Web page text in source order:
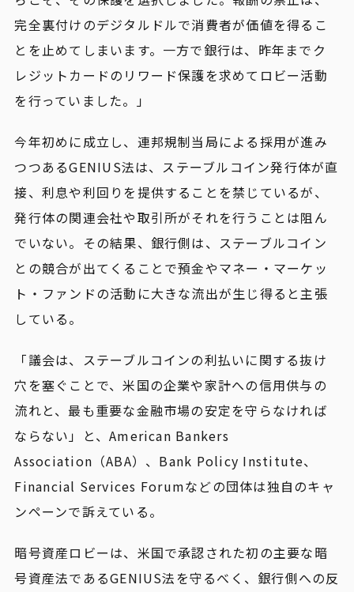
完全裏付けのデジタルドルで消費者が価値を得るこ
とを止めてしまいます。一方で銀行は、昨年までク
レジットカードのリワード保護を求めてロビー活動
を行っていました。」
今年初めに成立し、連邦規制当局による採用が進み
つつあるGENIUS法は、ステーブルコイン発行体が直
接、利息や利回りを提供することを禁じているが、
発行体の関連会社や取引所がそれを行うことは阻ん
でいない。その結果、銀行側は、ステーブルコイン
との競合が出てくることで預金やマネー・マーケッ
ト・ファンドの活動に大きな流出が生じ得ると主張
している。
「議会は、ステーブルコインの利払いに関する抜け
穴を塞ぐことで、米国の企業や家計への信用供与の
流れと、最も重要な金融市場の安定を守らなければ
ならない」と、American Bankers
Association（ABA）、Bank Policy Institute、
Financial Services Forumなどの団体は独自のキャ
ンペーンで訴えている。
暗号資産ロビーは、米国で承認された初の主要な暗
号資産法であるGENIUS法を守るべく、銀行側への反